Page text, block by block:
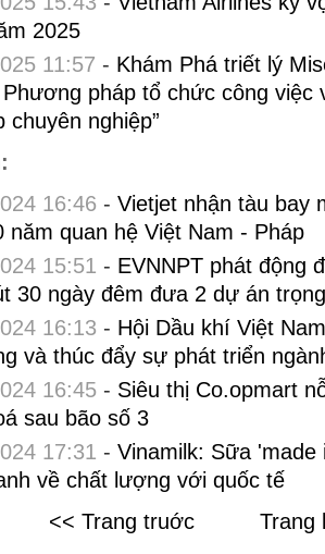
2025
11:57 - Khám Phá triết lý
Phương pháp tổ chức công việc
chuyên nghiệp”
16:46 - Vietjet nhận tàu bay
năm quan hệ Việt Nam - Pháp
15:51 - EVNNPT phát động
30 ngày đêm đưa 2 dự án
16:13 - Hội Dầu khí Việt
và thúc đẩy sự phát triển
16:45- Siêu thị Co.opmart
sau bão số 3
17:31 - Vinamilk: Sữa 'made
về chất lượng với quốc tế
<< Trang truớc
Trang